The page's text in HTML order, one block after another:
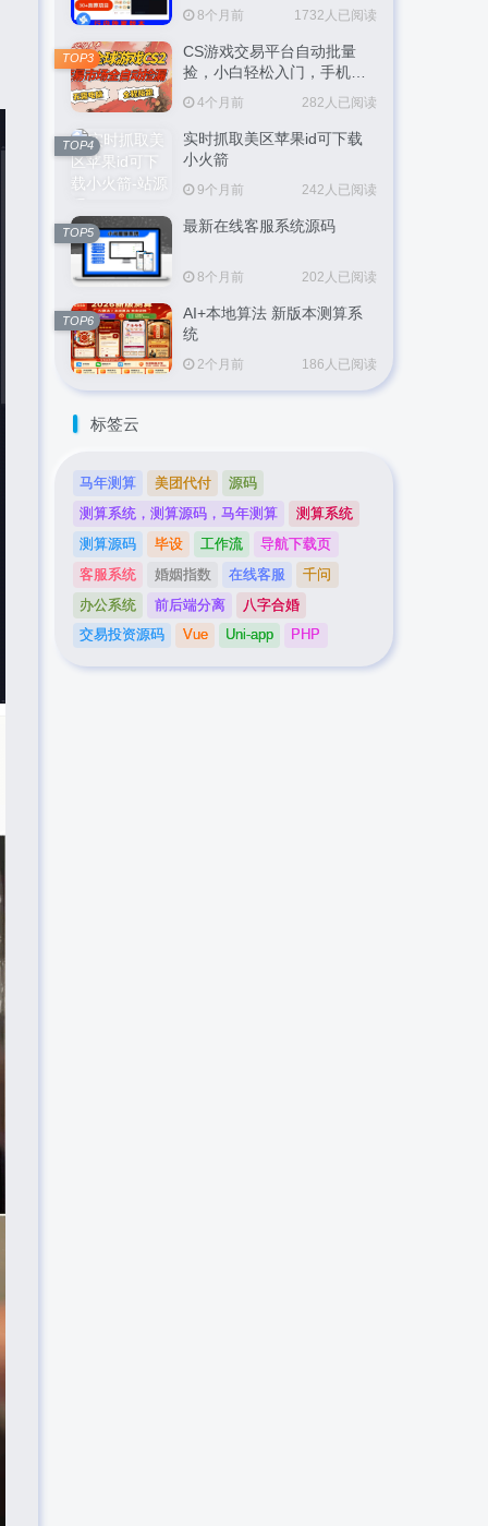
8个月前 1732人已阅读
CS游戏交易平台自动批量
捡，小白轻松入门，手机即
可完成全部操作，日入
300+，轻松副业【揭秘】
4个月前 282人已阅读
TOP3
实时抓取美区苹果id可下载
小火箭
9个月前 242人已阅读
TOP4
最新在线客服系统源码
8个月前 202人已阅读
TOP5
AI+本地算法 新版本测算系
统
2个月前 186人已阅读
TOP6
标签云
马年测算 美团代付
源码
测算系统，测算源码，马年测算
测算系统
测算源码
毕设 工作流
导航下载页
客服系统
婚姻指数 在线客服
千问
办公系统
前后端分离
八字合婚
交易投资源码
Vue Uni-app PHP